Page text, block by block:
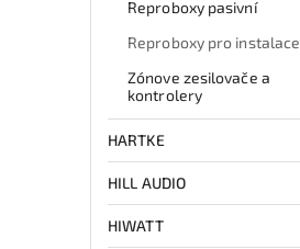
Reproboxy pasivní
Reproboxy pro instalace
Zónove zesilovače a
kontrolery
HARTKE
HILL AUDIO
HIWATT